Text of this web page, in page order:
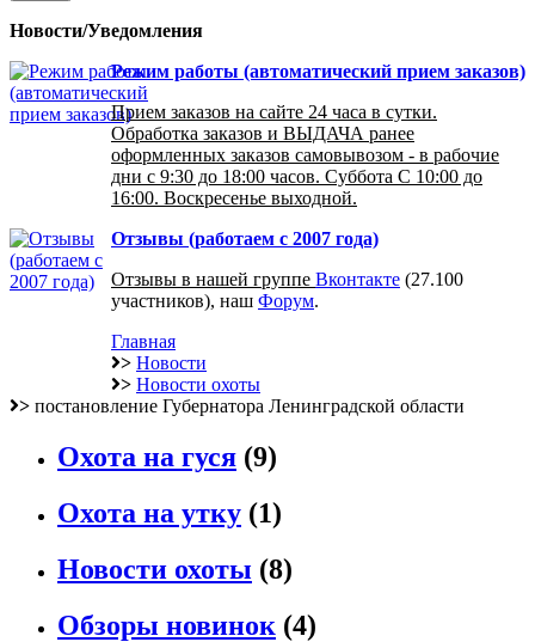
Новости/Уведомления
Режим работы (автоматический прием заказов)
Прием заказов на сайте 24 часа в сутки.
Обработка заказов и ВЫДАЧА ранее
оформленных заказов самовывозом - в рабочие
дни с 9:30 до 18:00 часов. Суббота С 10:00 до
16:00. Воскресенье выходной.
Отзывы (работаем с 2007 года)
Отзывы в нашей группе Вконтакте (27.100
участников), наш Форум.
Главная
> Новости
> Новости охоты
> постановление Губернатора Ленинградской области
Охота на гуся (9)
Охота на утку (1)
Новости охоты (8)
Обзоры новинок (4)